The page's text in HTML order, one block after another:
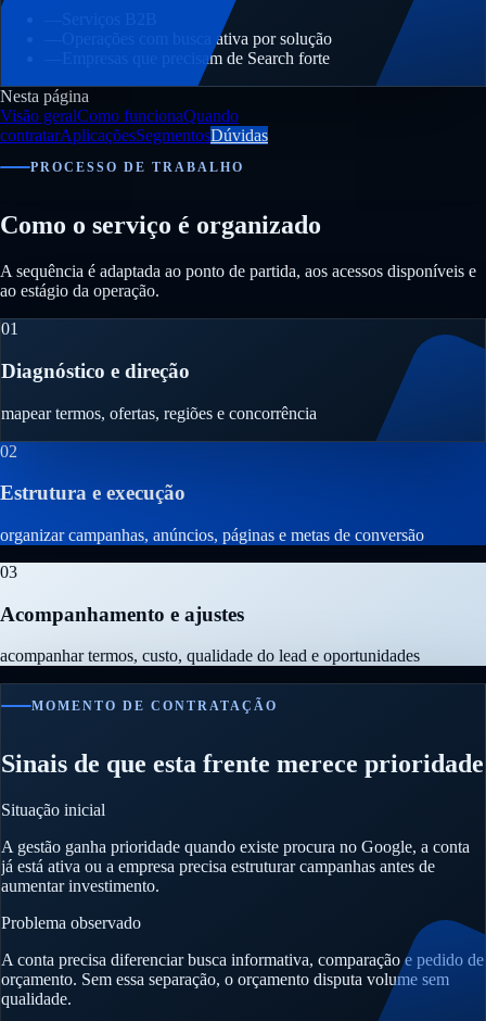
Operações com busca ativa por solução
Empresas que precisam de Search forte
Nesta página
Visão geralComo funcionaQuando
contratarAplicaçõesSegmentosDúvidas
PROCESSO DE TRABALHO
Como o serviço é organizado
A sequência é adaptada ao ponto de partida, aos acessos disponíveis e
ao estágio da operação.
01
Diagnóstico e direção
mapear termos, ofertas, regiões e concorrência
02
Estrutura e execução
organizar campanhas, anúncios, páginas e metas de conversão
03
Acompanhamento e ajustes
acompanhar termos, custo, qualidade do lead e oportunidades
MOMENTO DE CONTRATAÇÃO
Sinais de que esta frente merece prioridade
Situação inicial
A gestão ganha prioridade quando existe procura no Google, a conta
já está ativa ou a empresa precisa estruturar campanhas antes de
aumentar investimento.
Problema observado
A conta precisa diferenciar busca informativa, comparação e pedido de
orçamento. Sem essa separação, o orçamento disputa volume sem
qualidade.